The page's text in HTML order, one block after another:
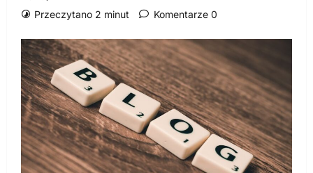
Przeczytano 2 minut
Komentarze 0